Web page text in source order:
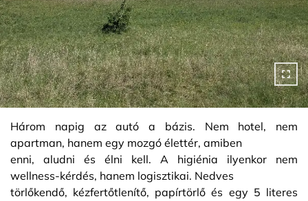
Három napig az autó a bázis. Nem hotel, nem
apartman, hanem egy mozgó élettér, amiben
enni, aludni és élni kell. A higiénia ilyenkor nem
wellness-kérdés, hanem logisztikai. Nedves
törlőkendő, kézfertőtlenítő, papírtörlő és egy 5 literes